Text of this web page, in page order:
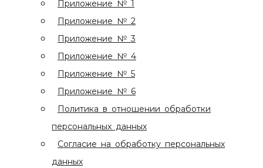
Приложение № 1
Приложение № 2
Приложение № 3
Приложение № 4
Приложение № 5
Приложение № 6
Политика в отношении обработки
персональных данных
Согласие на обработку персональных
данных